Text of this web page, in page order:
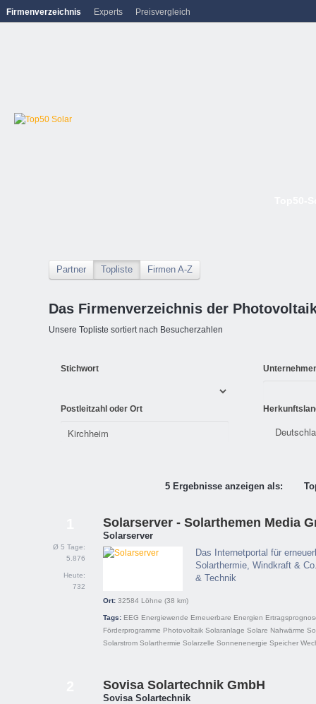
Partner Topliste Firmen A-Z
Das Firmenverzeichnis der
Unsere Topliste sortiert nach Besucherzahlen
Stichwort
Postleitzahl oder Ort
5 Ergebnisse anzeigen als:
Ø 5 Tage:
5.876
Heute:
732
Solarserver - Solarthemen Media
Solarserver
Das Internetportal für
Solarthermie, Windkraft &
& Technik
Ort: 32584 Löhne (38 km)
Tags: EEG Energiewende Erneuerbare Energien
Förderprogramme Photovoltaik Solaranlage Solare Nahwärme
Solarstrom Solarthermie Solarzelle Sonnenenergie Speicher
Sovisa Solartechnik GmbH
Sovisa Solartechnik
Firmenverzeichnis Experts Preisvergleich